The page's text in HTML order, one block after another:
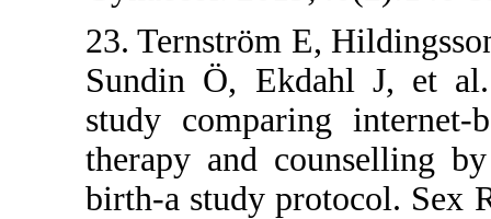
23. Ternström
Sundin Ö,
study
therapy and
birth-a study